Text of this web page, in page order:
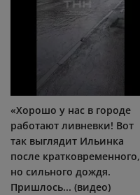
«Хорошо у нас в городе
работают ливневки! Вот
так выглядит Ильинка
после кратковременного,
но сильного дождя.
Пришлось... (видео)